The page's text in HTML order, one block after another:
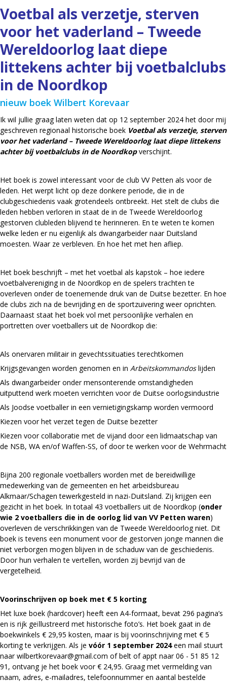
Voetbal als verzetje, sterven
voor het vaderland – Tweede
Wereldoorlog laat diepe
littekens achter bij voetbalclubs
in de Noordkop
nieuw boek Wilbert Korevaar
Ik wil jullie graag laten weten dat op 12 september 2024 het door mij
geschreven regionaal historische boek Voetbal als verzetje, sterven
voor het vaderland – Tweede Wereldoorlog laat diepe littekens
achter bij voetbalclubs in de Noordkopverschijnt.
Het boek is zowel interessant voor de club VV Petten als voor de
leden. Het werpt licht op deze donkere periode, die in de
clubgeschiedenis vaak grotendeels ontbreekt. Het stelt de clubs die
leden hebben verloren in staat de in de Tweede Wereldoorlog
gestorven clubleden blijvend te herinneren. En te weten te komen
welke leden er nu eigenlijk als dwangarbeider naar Duitsland
moesten. Waar ze verbleven. En hoe het met hen afliep.
Het boek beschrijft – met het voetbal als kapstok – hoe iedere
voetbalvereniging in de Noordkop en de spelers trachten te
overleven onder de toenemende druk van de Duitse bezetter. En hoe
de clubs zich na de bevrijding en de sportzuivering weer oprichten.
Daarnaast staat het boek vol met persoonlijke verhalen en
portretten over voetballers uit de Noordkop die:
Als onervaren militair in gevechtssituaties terechtkomen
Krijgsgevangen worden genomen en in Arbeitskommandoslijden
Als dwangarbeider onder mensonterende omstandigheden
uitputtend werk moeten verrichten voor de Duitse oorlogsindustrie
Als Joodse voetballer in een vernietigingskamp worden vermoord
Kiezen voor het verzet tegen de Duitse bezetter
Kiezen voor collaboratie met de vijand door een lidmaatschap van
de NSB, WA en/of Waffen-SS, of door te werken voor de Wehrmacht
Bijna 200 regionale voetballers worden met de bereidwillige
medewerking van de gemeenten en het arbeidsbureau
Alkmaar/Schagen tewerkgesteld in nazi-Duitsland. Zij krijgen een
gezicht in het boek. In totaal 43 voetballers uit de Noordkop (onder
wie 2 voetballers die in de oorlog lid van VV Petten waren)
overleven de verschrikkingen van de Tweede Wereldoorlog niet. Dit
boek is tevens een monument voor de gestorven jonge mannen die
niet verborgen mogen blijven in de schaduw van de geschiedenis.
Door hun verhalen te vertellen, worden zij bevrijd van de
vergetelheid.
Voorinschrijven op boek met € 5 korting
Het luxe boek (hardcover) heeft een A4-formaat, bevat 296 pagina’s
en is rijk geïllustreerd met historische foto’s. Het boek gaat in de
boekwinkels € 29,95 kosten, maar is bij voorinschrijving met € 5
korting te verkrijgen. Als je vóór 1 september 2024een mail stuurt
naar wilbertkorevaar@gmail.com of belt of appt naar 06 - 51 85 12
91, ontvang je het boek voor € 24,95. Graag met vermelding van
naam, adres, e-mailadres, telefoonnummer en aantal bestelde